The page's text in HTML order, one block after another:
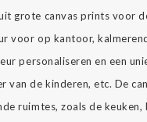
grote canvas prints voor
voor op kantoor,
personaliseren en een
van de kinderen, etc. De
ruimtes, zoals de